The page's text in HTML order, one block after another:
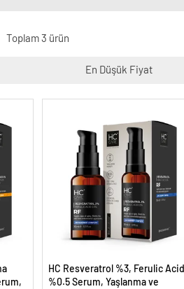
Toplam 3 ürün
En Düşük Fiyat
HC Resveratrol %3, Ferulic Acid
%0.5 Serum, Yaşlanma ve